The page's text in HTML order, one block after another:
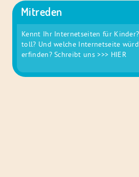
Mitreden
Kennt Ihr Internetseiten für
toll? Und welche Internetseite
erfinden? Schreibt uns>>> HIER